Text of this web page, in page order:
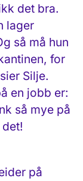
det bra.
lager
så må hun
for
Silje.
en jobb er:
så mye på
på